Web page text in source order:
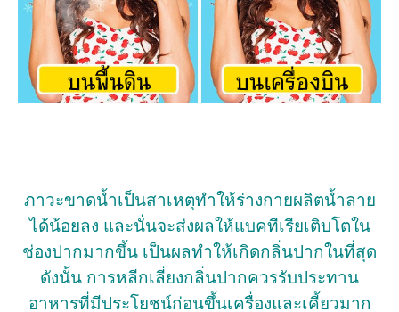
ภาวะขาดน้ำเป็นสาเหตุทำให้ร่างกายผลิตน้ำลาย
ได้น้อยลง และนั่นจะส่งผลให้แบคทีเรียเติบโตใน
ช่องปากมากขึ้น เป็นผลทำให้เกิดกลิ่นปากในที่สุด
ดังนั้น การหลีกเลี่ยงกลิ่นปากควรรับประทาน
อาหารที่มีประโยชน์ก่อนขึ้นเครื่องและเคี้ยวมาก